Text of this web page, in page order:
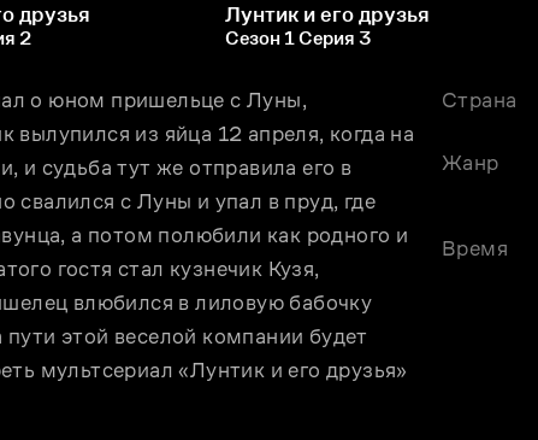
друзья
2
Лунтик и его друзья
Сезон 1 Серия 3
о юном пришельце с Луны,
из яйца 12 апреля, когда на
и судьба тут же отправила его в
свалился с Луны и упал в пруд, где
а потом полюбили как родного и
гостя стал кузнечик Кузя,
влюбился в лиловую бабочку
этой веселой компании будет
мультсериал «Лунтик и его друзья»
Страна
Жанр
Время